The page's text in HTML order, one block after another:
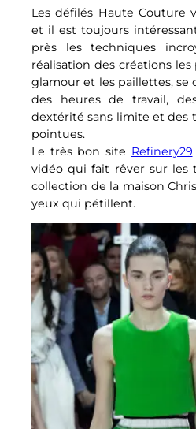
Les défilés Haute Couture
et il est toujours
près les techniques
réalisation des créations
glamour et les paillettes, se
des heures de travail,
dextérité sans limite et des
pointues.
Le très bon site Refinery29
vidéo qui fait rêver sur les
collection de la maison
yeux qui pétillent.